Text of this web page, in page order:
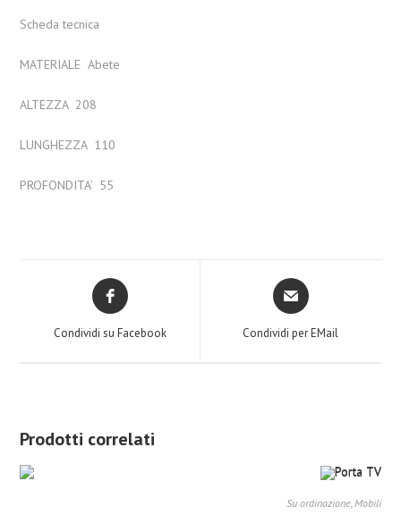
Scheda tecnica
MATERIALE Abete
ALTEZZA 208
LUNGHEZZA 110
PROFONDITA’ 55
Condividi su Facebook Condividi per EMail
Prodotti correlati
Su ordinazione, Mobili